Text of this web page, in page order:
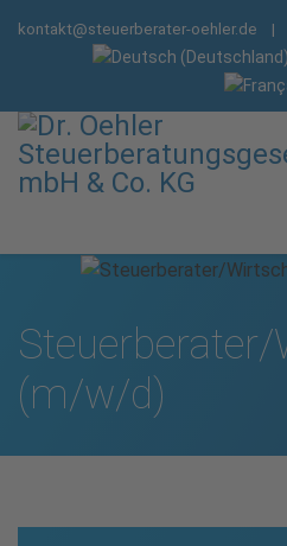
kontakt@steuerberater-oehler.de |
(m/w/d)